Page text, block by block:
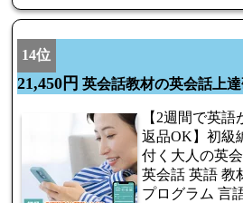
14位
21,450円 英会話教材の英会話上
【2週間で英
返品OK】初級
付く大人の英
英会話 英語 教
プログラム 言